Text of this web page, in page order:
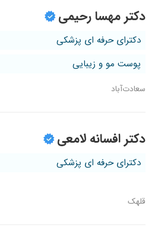
دکتر مهسا رحیمی
دکترای حرفه ای پزشکی
پوست مو و زیبایی
سعادت‌آباد
دکتر افسانه لامعی
دکترای حرفه ای پزشکی
قلهک